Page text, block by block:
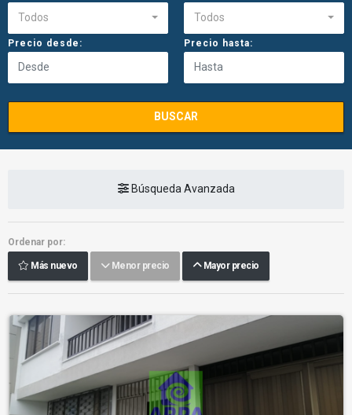
Todos Todos
Precio desde: Precio hasta:
BUSCAR
Búsqueda Avanzada
Ordenar por:
Más nuevo Menor precio Mayor precio